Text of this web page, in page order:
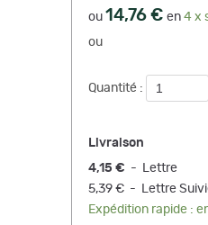
ou 14,76 € en 4 x
ou
Quantité :
Livraison
4,15 € - Lettre
5,39 € - Lettre
Expédition rapide :